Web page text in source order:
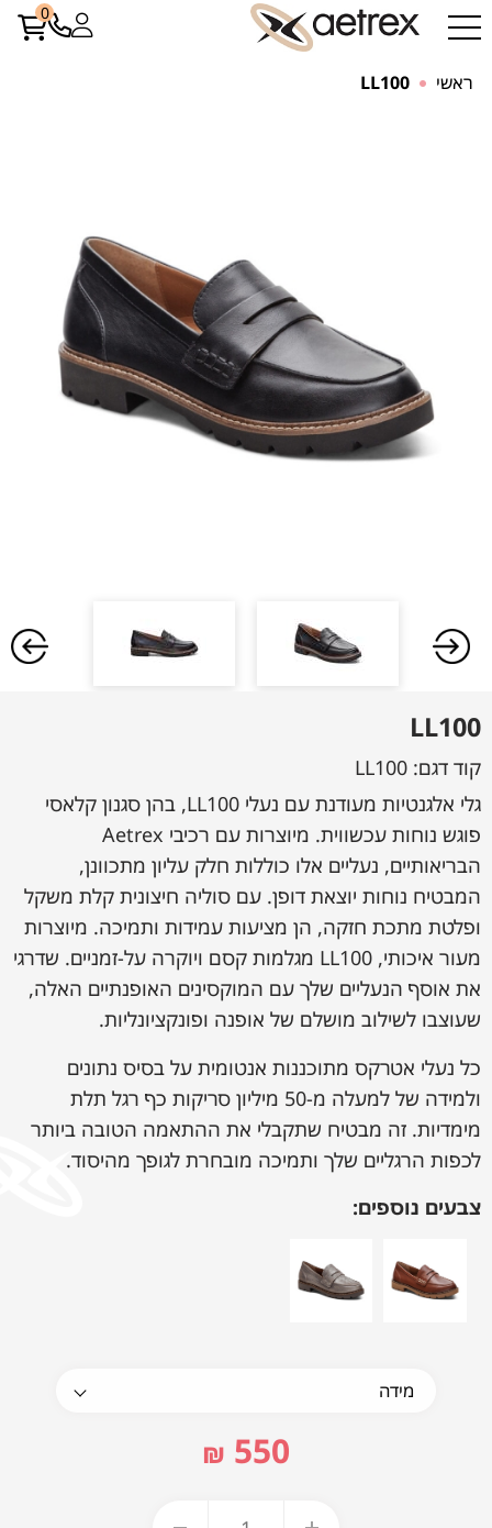
0
ראשי LL100
LL100
קוד דגם: LL100
גלי אלגנטיות מעודנת עם נעלי LL100, בהן סגנון קלאסי
פוגש נוחות עכשווית. מיוצרות עם רכיבי Aetrex
הבריאותיים, נעליים אלו כוללות חלק עליון מתכוונן,
המבטיח נוחות יוצאת דופן. עם סוליה חיצונית קלת משקל
ופלטת מתכת חזקה, הן מציעות עמידות ותמיכה. מיוצרות
מעור איכותי, LL100 מגלמות קסם ויוקרה על-זמניים. שדרגי
את אוסף הנעליים שלך עם המוקסינים האופנתיים האלה,
שעוצבו לשילוב מושלם של אופנה ופונקציונליות.
כל נעלי אטרקס מתוכננות אנטומית על בסיס נתונים
ולמידה של למעלה מ-50 מיליון סריקות כף רגל תלת
מימדיות. זה מבטיח שתקבלי את ההתאמה הטובה ביותר
לכפות הרגליים שלך ותמיכה מובחרת לגופך מהיסוד.
צבעים נוספים:
550
₪